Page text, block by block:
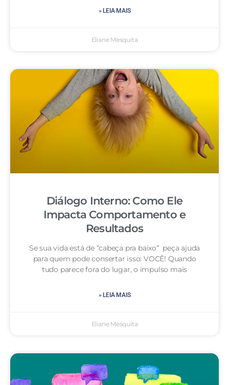
» LEIA MAIS
Eliane Mesquita
Diálogo Interno: Como Ele
Impacta Comportamento e
Resultados
Se sua vida está de “cabeça pra baixo” peça ajuda
para quem pode consertar isso: VOCÊ! Quando
tudo parece fora do lugar, o impulso mais
» LEIA MAIS
Eliane Mesquita